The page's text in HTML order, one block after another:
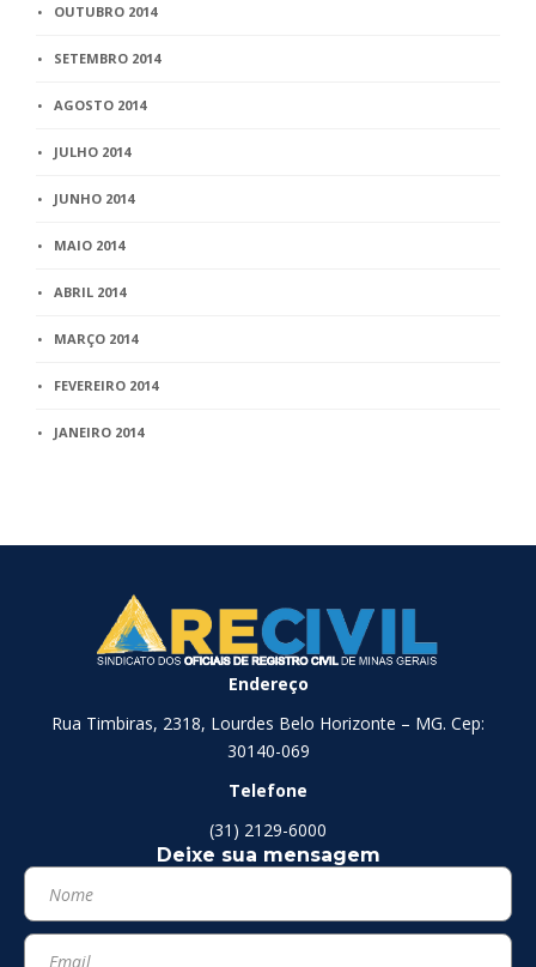
OUTUBRO 2014
SETEMBRO 2014
AGOSTO 2014
JULHO 2014
JUNHO 2014
MAIO 2014
ABRIL 2014
MARÇO 2014
FEVEREIRO 2014
JANEIRO 2014
Endereço
Rua Timbiras, 2318, Lourdes Belo Horizonte – MG. Cep:
30140-069
Telefone
(31) 2129-6000
Deixe sua mensagem